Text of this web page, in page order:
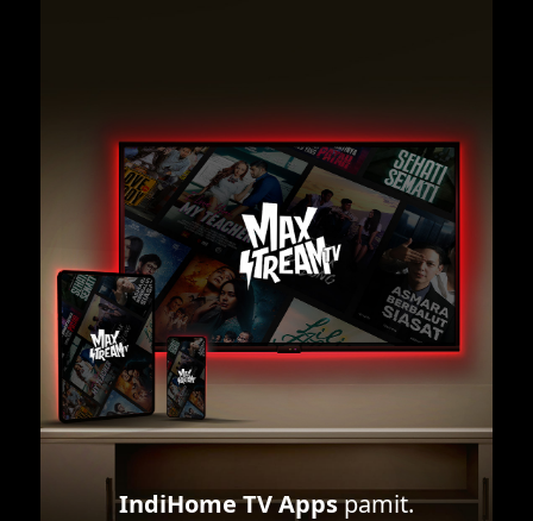
IndiHome TV Appspamit.